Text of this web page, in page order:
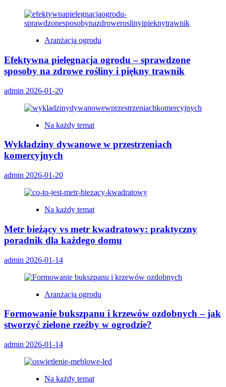
Aranżacja ogrodu
Efektywna pielęgnacja ogrodu – sprawdzone
sposoby na zdrowe rośliny i piękny trawnik
admin 2026-01-20
Na każdy temat
Wykładziny dywanowe w przestrzeniach
komercyjnych
admin 2026-01-20
Na każdy temat
Metr bieżący vs metr kwadratowy: praktyczny
poradnik dla każdego domu
admin 2026-01-14
Aranżacja ogrodu
Formowanie bukszpanu i krzewów ozdobnych – jak
stworzyć zielone rzeźby w ogrodzie?
admin 2026-01-14
Na każdy temat